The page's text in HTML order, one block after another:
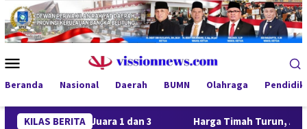
Loncat
ke
konten
Mobile
Beranda Nasional Daerah BUMN Olahraga
KILAS BERITA
Juara 1 dan 3 Harga Timah Turun, Aktivitas